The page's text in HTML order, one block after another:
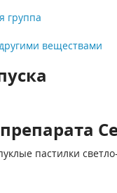
группа
веществами
пастилки